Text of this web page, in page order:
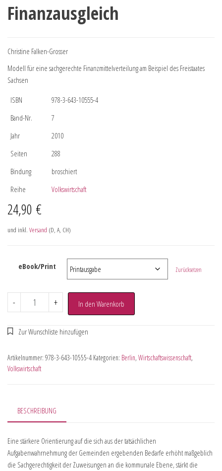
Finanzausgleich
Christine Falken-Grosser
Modell für eine sachgerechte Finanzmittelverteilung am Beispiel des Freistaates
Sachsen
ISBN
978-3-643-10555-4
Band-Nr.
7
Jahr
2010
Seiten
288
Bindung
broschiert
Reihe
Volkswirtschaft
24,90 €
und inkl. Versand (D, A, CH)
eBook/Print Zurücksetzen
- + In den Warenkorb
Artikelnummer: 978-3-643-10555-4 Kategorien: Berlin, Wirtschaftswissenschaft,
Volkswirtschaft
BESCHREIBUNG
Eine stärkere Orientierung auf die sich aus der tatsächlichen
Aufgabenwahrnehmung der Gemeinden ergebenden Bedarfe erhöht maßgeblich
die Sachgerechtigkeit der Zuweisungen an die kommunale Ebene, stärkt die